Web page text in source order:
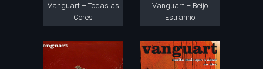
Vanguart – Todas as
Cores
Vanguart – Beijo
Estranho